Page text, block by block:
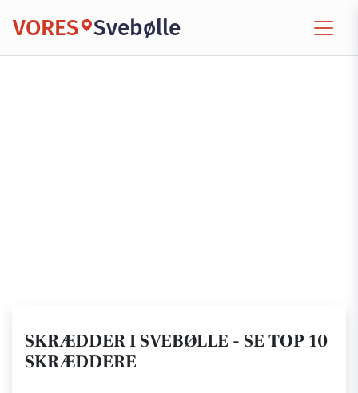
VORES Svebølle
SKRÆDDER I SVEBØLLE - SE TOP 10
SKRÆDDERE